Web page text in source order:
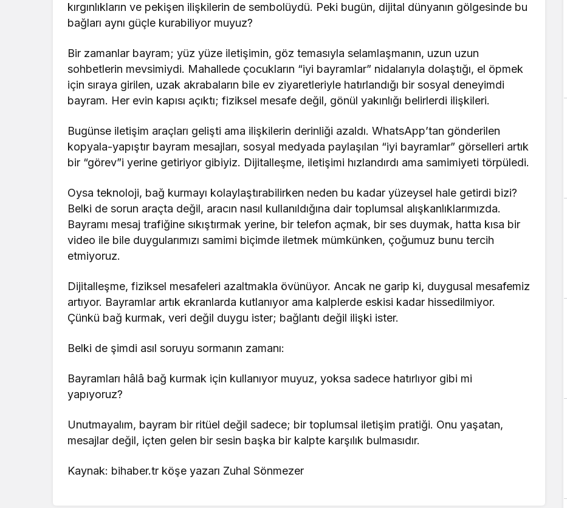
kırgınlıkların ve pekişen ilişkilerin de sembolüydü. Peki bugün, dijital dünyanın gölgesinde bu
bağları aynı güçle kurabiliyor muyuz?
Bir zamanlar bayram; yüz yüze iletişimin, göz temasıyla selamlaşmanın, uzun uzun
sohbetlerin mevsimiydi. Mahallede çocukların “iyi bayramlar” nidalarıyla dolaştığı, el öpmek
için sıraya girilen, uzak akrabaların bile ev ziyaretleriyle hatırlandığı bir sosyal deneyimdi
bayram. Her evin kapısı açıktı; fiziksel mesafe değil, gönül yakınlığı belirlerdi ilişkileri.
Bugünse iletişim araçları gelişti ama ilişkilerin derinliği azaldı. WhatsApp’tan gönderilen
kopyala-yapıştır bayram mesajları, sosyal medyada paylaşılan “iyi bayramlar” görselleri artık
bir “görev”i yerine getiriyor gibiyiz. Dijitalleşme, iletişimi hızlandırdı ama samimiyeti törpüledi.
Oysa teknoloji, bağ kurmayı kolaylaştırabilirken neden bu kadar yüzeysel hale getirdi bizi?
Belki de sorun araçta değil, aracın nasıl kullanıldığına dair toplumsal alışkanlıklarımızda.
Bayramı mesaj trafiğine sıkıştırmak yerine, bir telefon açmak, bir ses duymak, hatta kısa bir
video ile bile duygularımızı samimi biçimde iletmek mümkünken, çoğumuz bunu tercih
etmiyoruz.
Dijitalleşme, fiziksel mesafeleri azaltmakla övünüyor. Ancak ne garip ki, duygusal mesafemiz
artıyor. Bayramlar artık ekranlarda kutlanıyor ama kalplerde eskisi kadar hissedilmiyor.
Çünkü bağ kurmak, veri değil duygu ister; bağlantı değil ilişki ister.
Belki de şimdi asıl soruyu sormanın zamanı:
Bayramları hâlâ bağ kurmak için kullanıyor muyuz, yoksa sadece hatırlıyor gibi mi
yapıyoruz?
Unutmayalım, bayram bir ritüel değil sadece; bir toplumsal iletişim pratiği. Onu yaşatan,
mesajlar değil, içten gelen bir sesin başka bir kalpte karşılık bulmasıdır.
Kaynak: bihaber.tr köşe yazarı Zuhal Sönmezer